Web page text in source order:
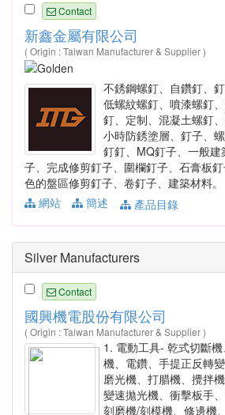
Contact
新鑫金屬有限公司
( Origin : Taiwan Manufacturer & Supplier )
不銹鋼螺釘、自鑽釘、
低螺紋螺釘、噴漆螺釘
釘、定制、混凝土螺釘
小時防銹塗層、釘子、
釘釘、MQ釘子、一般
子、完成修剪釘子、圍欄釘子、石膏板釘
色的盤區修剪釘子、卷釘子、建築材料。
網站
簡述 產品目錄
Silver Manufacturers
Contact
國興機電股份有限公司
( Origin : Taiwan Manufacturer & Supplier )
1. 電動工具- 乾式切斷
機、電鑽、手提正反轉
磨光機、打腊機、攪拌
變速拋光機、衝擊板手
刻磨機/刻模機、修邊機